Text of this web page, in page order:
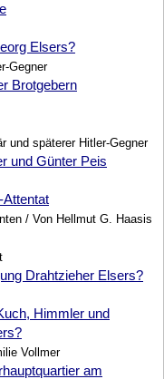
Elsers?
Gegner
Brotgebern
und späterer Hitler-Gegner
und Günter Peis
/ Von Hellmut G. Haasis
Drahtzieher Elsers?
Himmler und
Vollmer
am